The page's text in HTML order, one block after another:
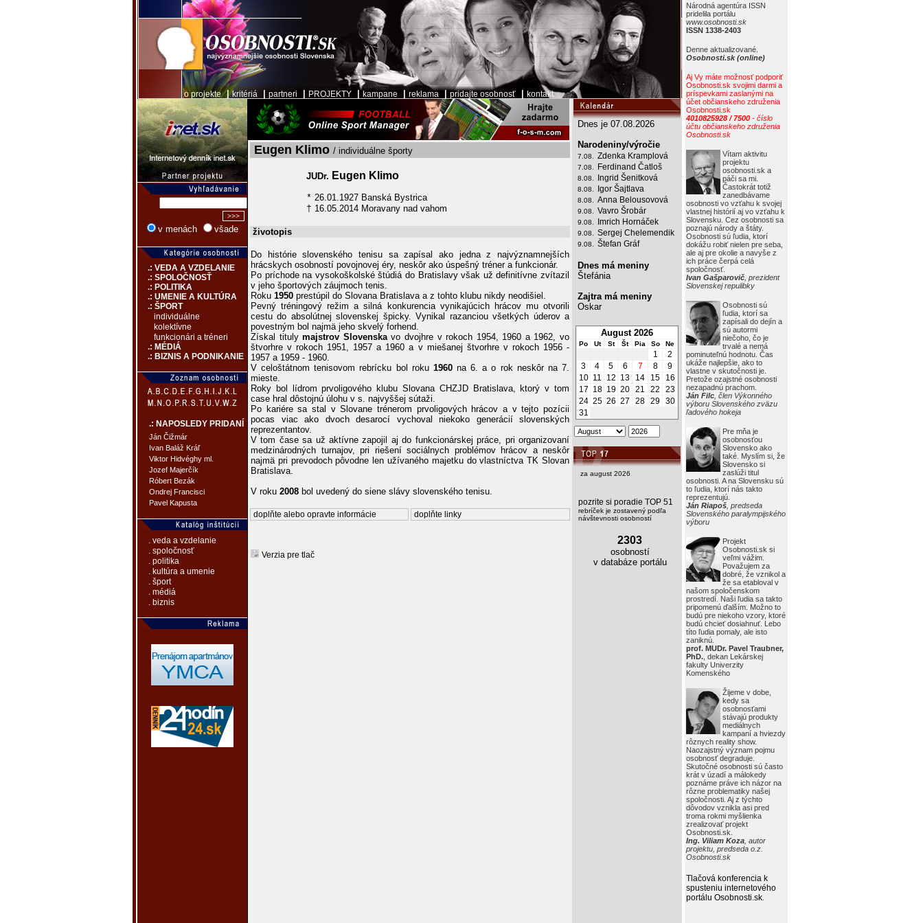
o projekte|kritériá partneri PROJEKTY kampane reklama pridajte osobnosť kontakt
Národná agentúra ISSN
pridelila portálu
www.osobnosti.sk
ISSN 1338-2403
Denne aktualizované.
Osobnosti.sk (online)
Aj Vy máte možnosť podporiť
Osobnosti.sk svojimi darmi a
príspevkami zaslanými na
účet občianskeho združenia
Osobnosti.sk
4010825928 / 7500 - číslo
účtu občianskeho združenia
Osobnosti.sk
Vítam aktivitu
projektu
osobnosti.sk a
páči sa mi.
Častokrát totiž
zanedbávame
osobnosti vo vzťahu k svojej
vlastnej histórií aj vo vzťahu k
Slovensku. Cez osobnosti sa
poznajú národy a štáty.
Osobnosti sú ľudia, ktorí
dokážu robiť nielen pre seba,
ale aj pre okolie a navyše z
ich práce čerpá celá
spoločnosť.
Ivan Gašparovič , prezident
Slovenskej repulibky
Osobnosti sú
ľudia, ktorí sa
zapísali do dejín a
sú autormi
niečoho, čo je
trvalé a nemá
pominuteľnú hodnotu. Čas
ukáže najlepšie, ako to
vlastne v skutočnosti je.
Pretože ozajstné osobnosti
nezapadnú prachom.
Ján Filc , člen Výkonného
výboru Slovenského zväzu
ľadového hokeja
Pre mňa je
osobnosťou
Slovensko ako
také. Myslím si, že
Slovensko si
zaslúži titul
osobnosti. A na Slovensku sú
to ľudia, ktorí nás takto
reprezentujú.
Ján Riapoš , predseda
Slovenského paralympijského
výboru
Projekt
Osobnosti.sk si
veľmi vážim.
Považujem za
dobré, že vznikol a
že sa etabloval v
našom spoločenskom
prostredí. Naši ľudia sa takto
pripomenú ďalším. Možno to
budú pre niekoho vzory, ktoré
budú chcieť dosiahnuť. Lebo
títo ľudia pomaly, ale isto
zaniknú.
prof. MUDr. Pavel Traubner,
PhD. , dekan Lekárskej
fakulty Univerzity
Komenského
Žijeme v dobe,
kedy sa
osobnosťami
stávajú produkty
mediálnych
kampaní a hviezdy
rôznych reality show.
Naozajstný význam pojmu
osobnosť degraduje.
Skutočné osobnosti sú často
krát v úzadí a málokedy
poznáme práve ich názor na
rôzne problematiky našej
spoločnosti. Aj z týchto
dôvodov vznikla asi pred
troma rokmi myšlienka
zrealizovať projekt
Osobnosti.sk.
Ing. Viliam Koza , autor
projektu, predseda o.z.
Osobnosti.sk
Tlačová konferencia k
spusteniu internetového
portálu Osobnosti.sk
v menách všade
.: VEDA A VZDELANIE
.: SPOLOČNOSŤ
.: POLITIKA
.: UMENIE A KULTÚRA
.: ŠPORT
individuálne
kolektívne
funkcionári a tréneri
.: MÉDIÁ
.: BIZNIS A PODNIKANIE
.: NAPOSLEDY PRIDANÍ
Ján Čižmár
Ivan Baláž Kráľ
Viktor Hidvéghy ml.
Jozef Majerčík
Róbert Bezák
Ondrej Francisci
Pavel Kapusta
. veda a vzdelanie
. spoločnosť
. politika
. kultúra a umenie
. šport
. médiá
. biznis
Eugen Klimo / individuálne športy
JUDr. Eugen Klimo
* 26.01.1927 Banská Bystrica
† 16.05.2014 Moravany nad vahom
životopis
Do histórie slovenského tenisu sa zapísal ako jedna z najvýznamnejších
hrácskych osobností povojnovej éry, neskôr ako úspešný tréner a funkcionár.
Po príchode na vysokoškolské štúdiá do Bratislavy však už definitívne zvítazil
v jeho športových záujmoch tenis.
Roku 1950 prestúpil do Slovana Bratislava a z tohto klubu nikdy neodišiel.
Pevný tréningový režim a silná konkurencia vynikajúcich hrácov mu otvorili
cestu do absolútnej slovenskej špicky. Vynikal razanciou všetkých úderov a
povestným bol najmä jeho skvelý forhend.
Získal titulymajstrov Slovenskavo dvojhre v rokoch 1954, 1960 a 1962, vo
štvorhre v rokoch 1951, 1957 a 1960 a v miešanej štvorhre v rokoch 1956 -
1957 a 1959 - 1960.
V celoštátnom tenisovom rebrícku bol roku 1960na 6. a o rok neskôr na 7.
mieste.
Roky bol lídrom prvoligového klubu Slovana CHZJD Bratislava, ktorý v tom
case hral dôstojnú úlohu v s. najvyššej sútaži.
Po kariére sa stal v Slovane trénerom prvoligových hrácov a v tejto pozícii
pocas viac ako dvoch desarocí vychoval niekoko generácií slovenských
reprezentantov.
V tom čase sa už aktívne zapojil aj do funkcionárskej práce, pri organizovaní
medzinárodných turnajov, pri riešení sociálnych problémov hrácov a neskôr
najmä pri prevodoch pôvodne len užívaného majetku do vlastníctva TK Slovan
Bratislava.
V roku 2008 bol uvedený do siene slávy slovenského tenisu.
doplňte alebo opravte informácie doplňte linky
Verzia pre tlač
Dnes je 07.08.2026
Narodeniny/výročie
7.08. Zdenka Kramplová
7.08. Ferdinand Čatloš
8.08. Ingrid Šenitková
8.08. Igor Šajtlava
8.08. Anna Belousovová
9.08. Vavro Šrobár
9.08. Imrich Hornáček
9.08. Sergej Chelemendik
9.08. Štefan Gráf
Dnes má meniny
Štefánia
Zajtra má meniny
Oskar
August 2026
Po Ut St Št Pia So Ne
1
2
3
4 5 6 7 8
9
10 11 12 13 14 15
16
17 18 19 20 21 22
23
24 25 26 27 28 29 30
31
za august 2026
pozrite si poradie TOP 51
rebríček je zostavený podľa
návštevnosti osobností
2303
osobností
v databáze portálu